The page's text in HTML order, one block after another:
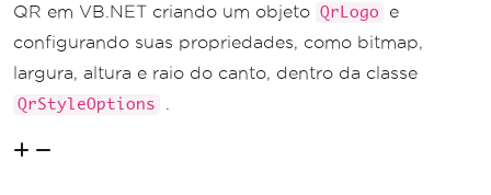
QR em VB.NET criando um objeto QrLogo
e
configurando suas propriedades, como bitmap,
largura, altura e raio do canto, dentro da classe
QrStyleOptions